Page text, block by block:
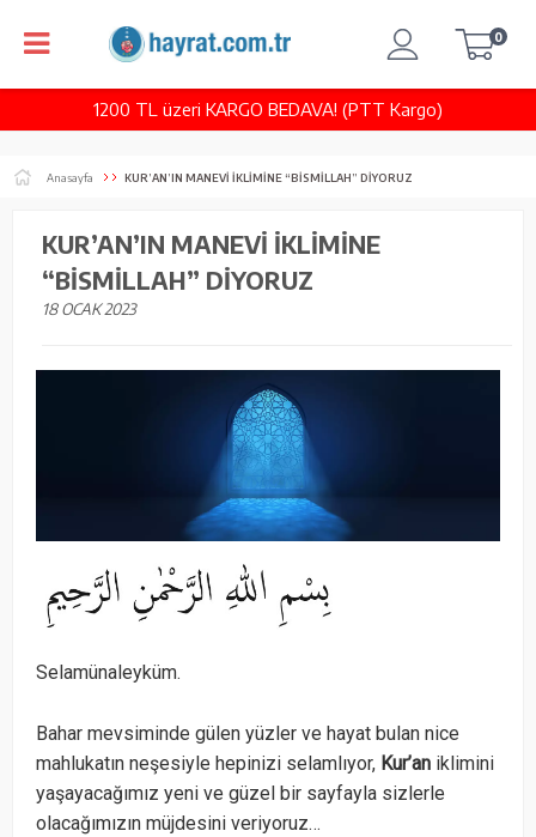
1200 TL üzeri KARGO BEDAVA! (PTT Kargo)
0
Anasayfa KUR’AN’IN MANEVİ İKLİMİNE “BİSMİLLAH” DİYORUZ
KUR’AN’IN MANEVİ İKLİMİNE
“BİSMİLLAH” DİYORUZ
18 OCAK 2023
Selamünaleyküm.
Bahar mevsiminde gülen yüzler ve hayat bulan nice
mahlukatın neşesiyle hepinizi selamlıyor, Kur’an iklimini
yaşayacağımız yeni ve güzel bir sayfayla sizlerle
olacağımızın müjdesini veriyoruz…